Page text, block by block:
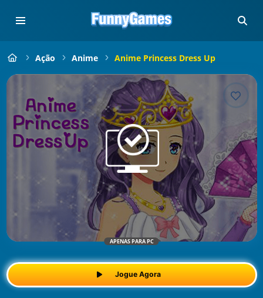
Ação Anime Anime Princess Dress Up
APENAS PARA PC
Jogue Agora